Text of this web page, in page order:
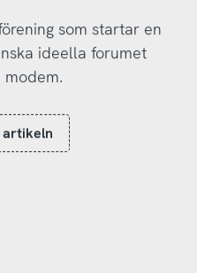
som startar en
ideella forumet
artikeln